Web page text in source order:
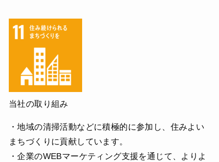
当社の取り組み
・地域の清掃活動などに積極的に参加し、住みよい
まちづくりに貢献しています。
・企業のWEBマーケティング支援を通じて、よりよ